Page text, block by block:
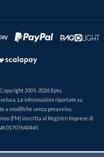
2001-2026 Epto.
Le informazioni riportate su
a modifiche senza preavviso.
(FM) inscritta al Registro Imprese di
01707640445